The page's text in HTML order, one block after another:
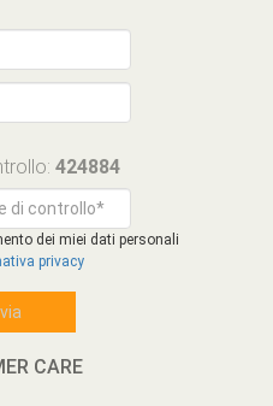
424884
dei miei dati personali
privacy
CARE